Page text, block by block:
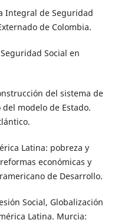
Integral de Seguridad
de Colombia.
Social en
del sistema de
modelo de Estado.
Latina: pobreza y
económicas y
de Desarrollo.
Social, Globalización
Latina. Murcia: